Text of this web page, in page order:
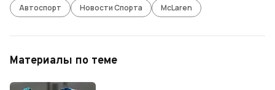
Автоспорт Новости Спорта McLaren
Материалы по теме